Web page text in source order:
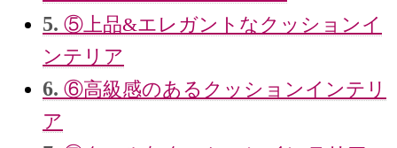
5. ⑤上品&エレガントなクッションイ
ンテリア
6. ⑥高級感のあるクッションインテリ
ア